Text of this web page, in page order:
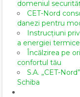
domeniul
CET-Nord
danezi pentru
Instrucțiuni
a energiei
Încălzirea pe
confortul tău
S.A. „CET-
Schiba